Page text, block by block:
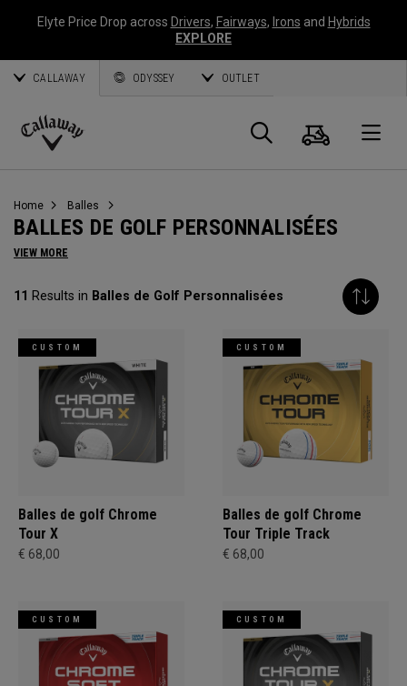
Elyte Price Drop across Drivers, Fairways, Irons and Hybrids
EXPLORE
CALLAWAY ODYSSEY OUTLET
Callaway
Panier
Home Balles
BALLES DE GOLF PERSONNALISÉES
VIEW MORE
11 Results in Balles de Golf Personnalisées
CUSTOM
Balles de golf Chrome
Tour X
€ 68,00
CUSTOM
Balles de golf Chrome
Tour Triple Track
€ 68,00
CUSTOM CUSTOM